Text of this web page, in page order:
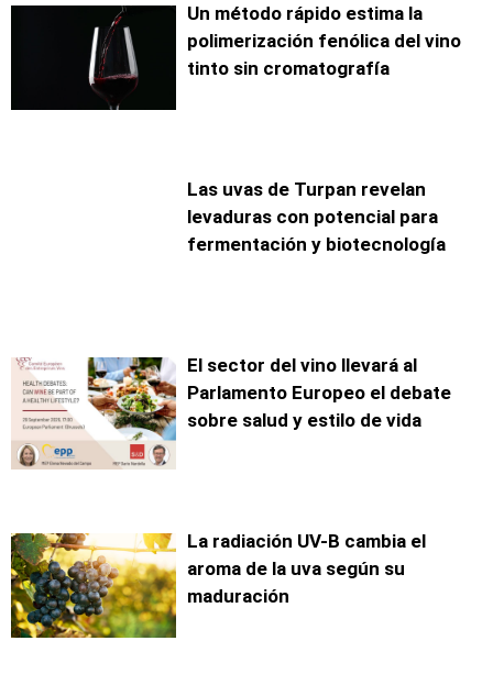
Un método rápido estima la
polimerización fenólica del vino
tinto sin cromatografía
Las uvas de Turpan revelan
levaduras con potencial para
fermentación y biotecnología
El sector del vino llevará al
Parlamento Europeo el debate
sobre salud y estilo de vida
La radiación UV-B cambia el
aroma de la uva según su
maduración